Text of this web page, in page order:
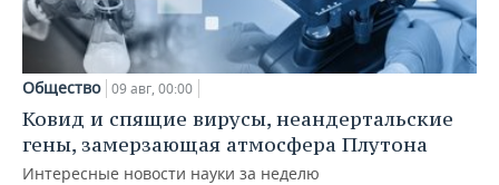
Общество 09 авг, 00:00
Ковид и спящие вирусы, неандертальские
гены, замерзающая атмосфера Плутона
Интересные новости науки за неделю